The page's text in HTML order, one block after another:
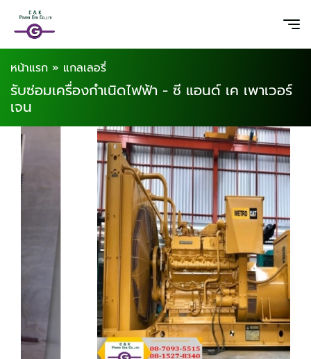
หน้าแรก » แกลเลอรี่
รับซ่อมเครื่องกำเนิดไฟฟ้า - ซี แอนด์ เค เพาเวอร์
เจน